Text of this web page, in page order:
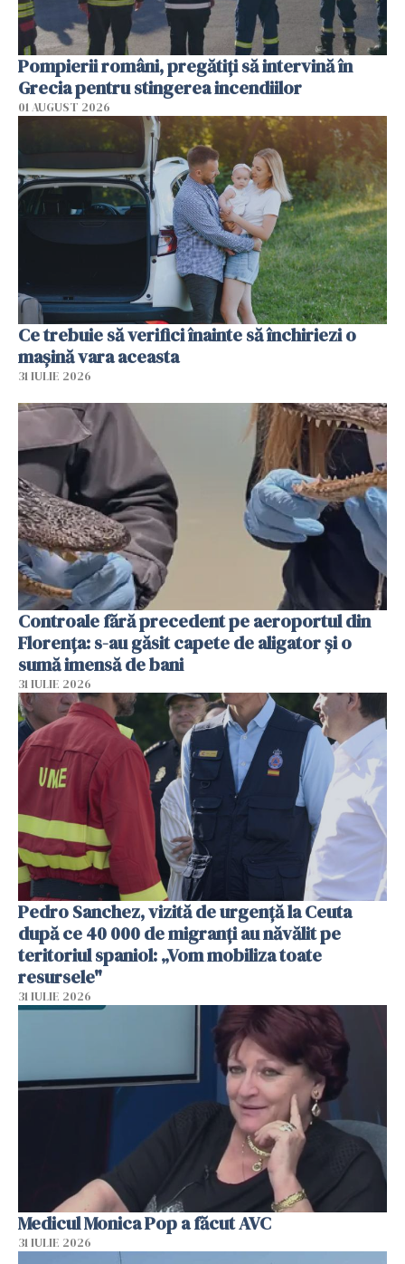
Pompierii români, pregătiţi să intervină în
Grecia pentru stingerea incendiilor
01 AUGUST 2026
Ce trebuie să verifici înainte să închiriezi o
mașină vara aceasta
31 IULIE 2026
Controale fără precedent pe aeroportul din
Florența: s-au găsit capete de aligator și o
sumă imensă de bani
31 IULIE 2026
Pedro Sanchez, vizită de urgență la Ceuta
după ce 40 000 de migranți au năvălit pe
teritoriul spaniol: „Vom mobiliza toate
resursele"
31 IULIE 2026
Medicul Monica Pop a făcut AVC
31 IULIE 2026